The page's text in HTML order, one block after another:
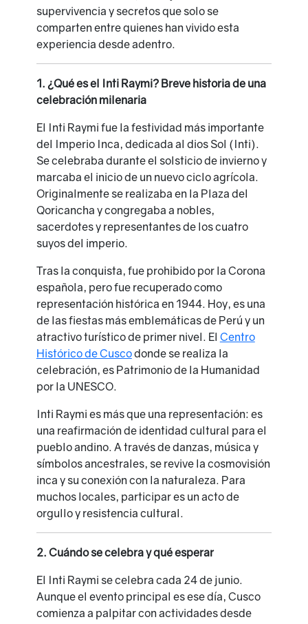
supervivencia y secretos que solo se
comparten entre quienes han vivido esta
experiencia desde adentro.
1. ¿Qué es el Inti Raymi? Breve historia de una
celebración milenaria
El Inti Raymi fue la festividad más importante
del Imperio Inca, dedicada al dios Sol (Inti).
Se celebraba durante el solsticio de invierno y
marcaba el inicio de un nuevo ciclo agrícola.
Originalmente se realizaba en la Plaza del
Qoricancha y congregaba a nobles,
sacerdotes y representantes de los cuatro
suyos del imperio.
Tras la conquista, fue prohibido por la Corona
española, pero fue recuperado como
representación histórica en 1944. Hoy, es una
de las fiestas más emblemáticas de Perú y un
atractivo turístico de primer nivel. El Centro
Histórico de Cuscodonde se realiza la
celebración, es Patrimonio de la Humanidad
por la UNESCO.
Inti Raymi es más que una representación: es
una reafirmación de identidad cultural para el
pueblo andino. A través de danzas, música y
símbolos ancestrales, se revive la cosmovisión
inca y su conexión con la naturaleza. Para
muchos locales, participar es un acto de
orgullo y resistencia cultural.
2. Cuándo se celebra y qué esperar
El Inti Raymi se celebra cada 24 de junio.
Aunque el evento principal es ese día, Cusco
comienza a palpitar con actividades desde